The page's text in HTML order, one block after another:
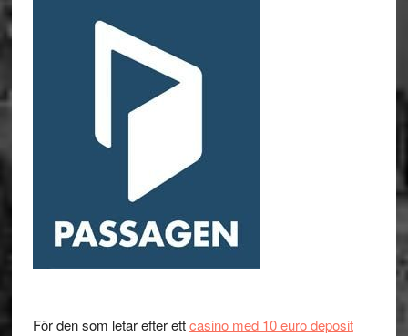
För den som letar efter ettcasino med 10 euro deposit